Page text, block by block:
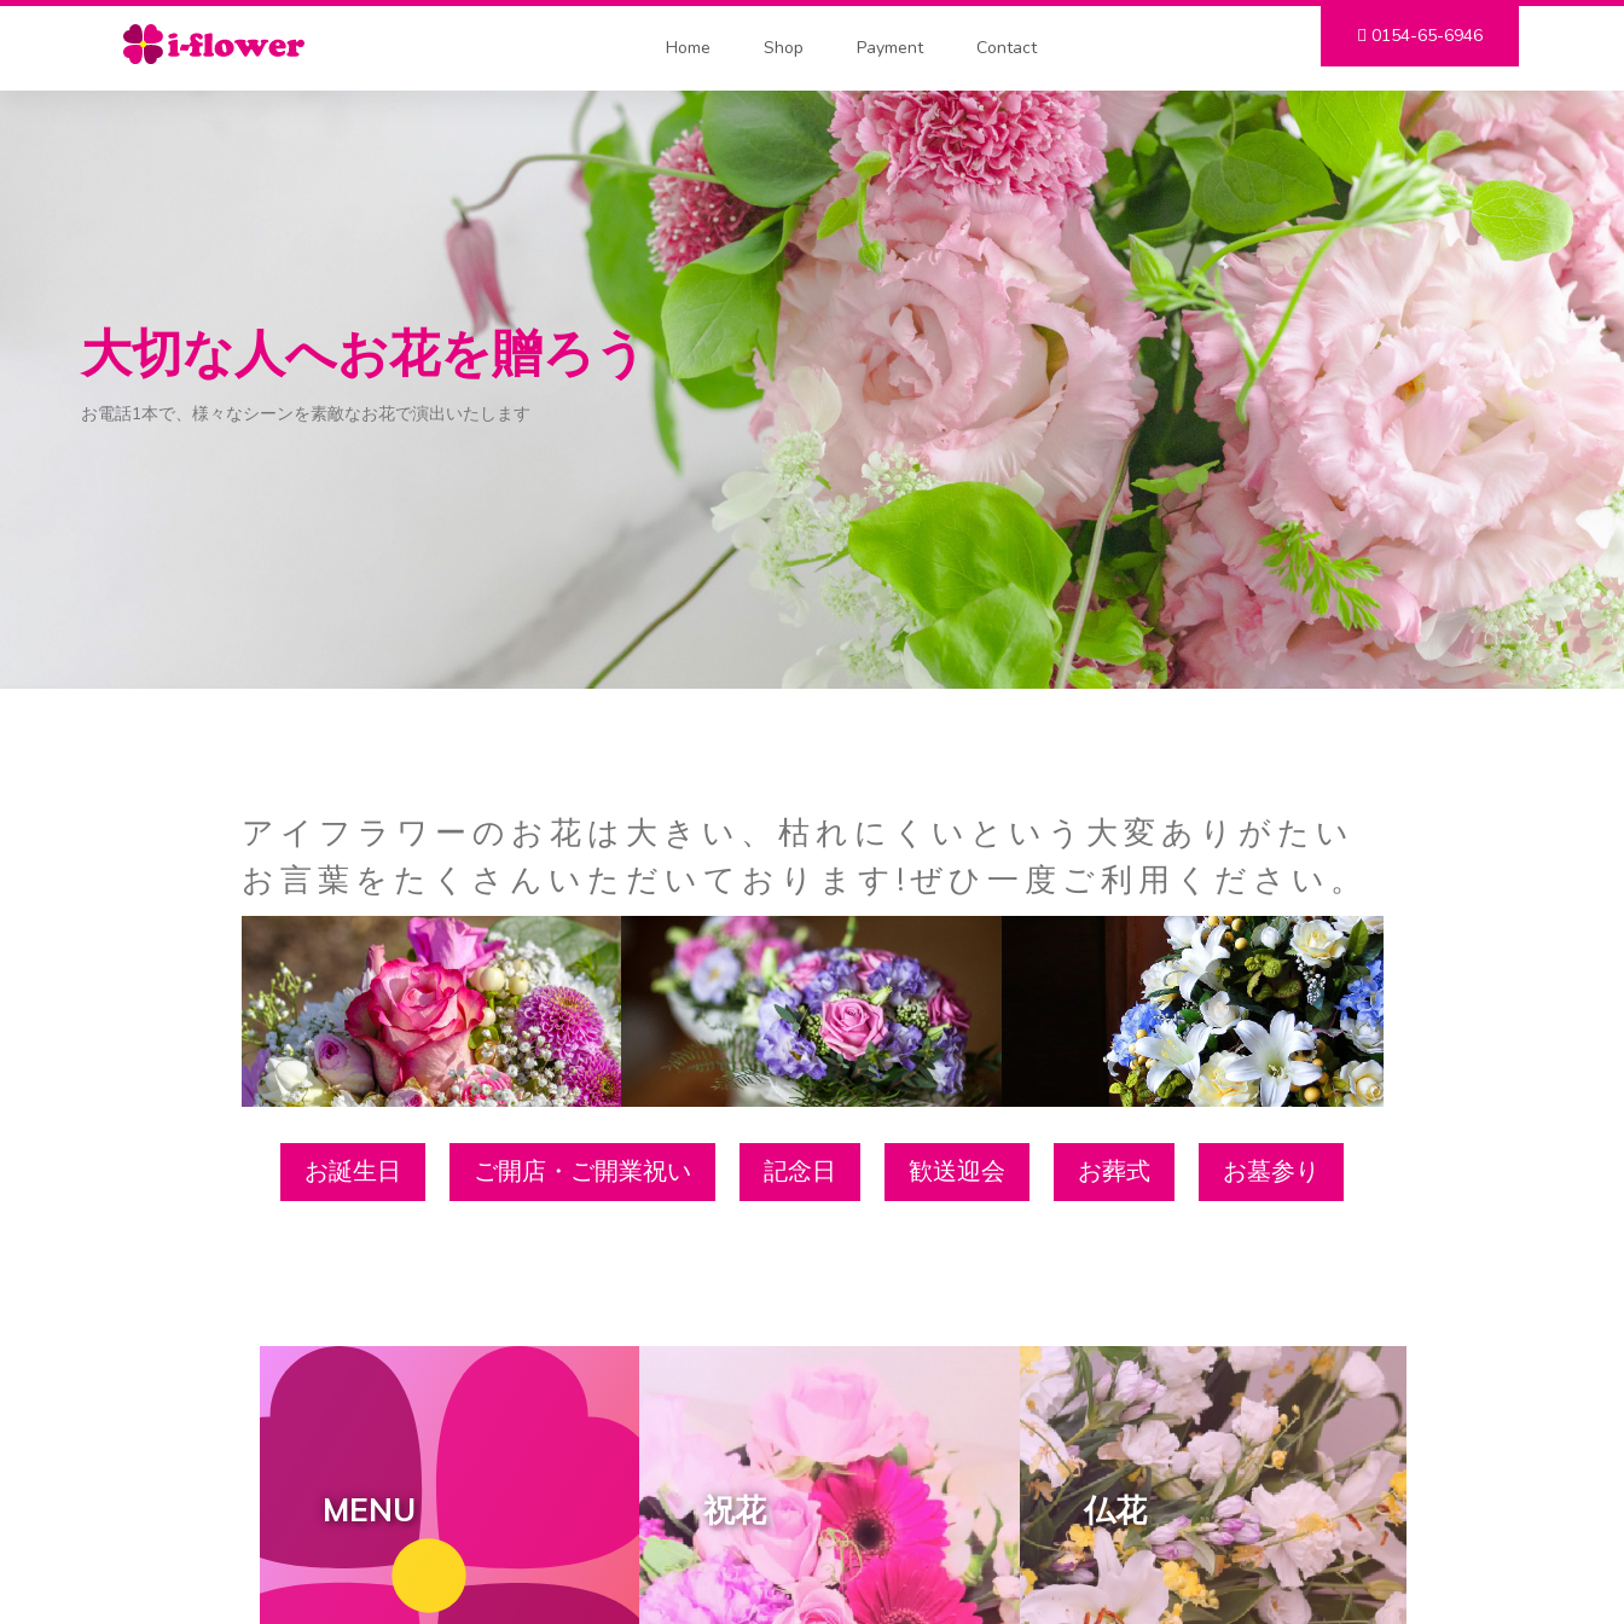
Home Shop Payment Contact
0154-65-6946
大切な人へお花を贈ろう
お電話1本で、様々なシーンを素敵なお花で演出いたします
アイフラワーのお花は大きい、枯れにくいという大変ありがたい
お言葉をたくさんいただいております!ぜひ一度ご利用ください。
お誕生日 ご開店・ご開業祝い 記念日 歓送迎会 お葬式 お墓参り
MENU 祝花 仏花